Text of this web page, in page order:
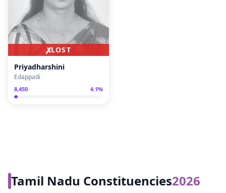
✗LOST
Priyadharshini
Edappadi
8,450 4.1%
Tamil Nadu Constituencies2026